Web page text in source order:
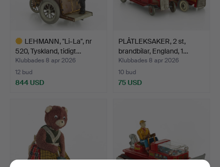
LEHMANN, "Li-La", nr
520, Tyskland, tidigt…
Klubbades 8 apr 2026
12 bud
844 USD
PLÅTLEKSAKER, 2 st,
brandbilar, England, 1…
Klubbades 8 apr 2026
10 bud
75 USD